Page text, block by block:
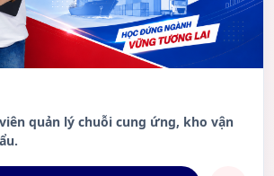
quản lý chuỗi cung ứng, kho vận